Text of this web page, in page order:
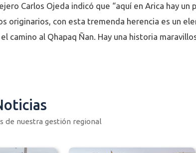
Carlos Ojeda indicó que “aquí en Arica hay
originarios, con esta tremenda herencia es un
camino al Qhapaq Ñan. Hay una historia
de nuestra gestión regional